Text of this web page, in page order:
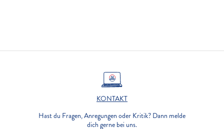
KONTAKT
Hast du Fragen, Anregungen oder Kritik? Dann melde
dich gerne bei uns.